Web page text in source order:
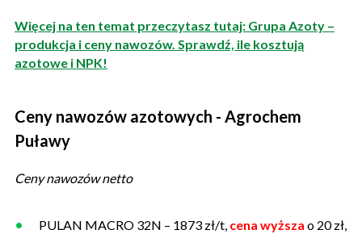
Więcej na ten temat przeczytasz tutaj: Grupa Azoty –
produkcja i ceny nawozów. Sprawdź, ile kosztują
azotowe i NPK!
Ceny nawozów azotowych - Agrochem
Puławy
Ceny nawozów netto
PULAN MACRO 32N – 1873 zł/t, cena wyższa o 20 zł,